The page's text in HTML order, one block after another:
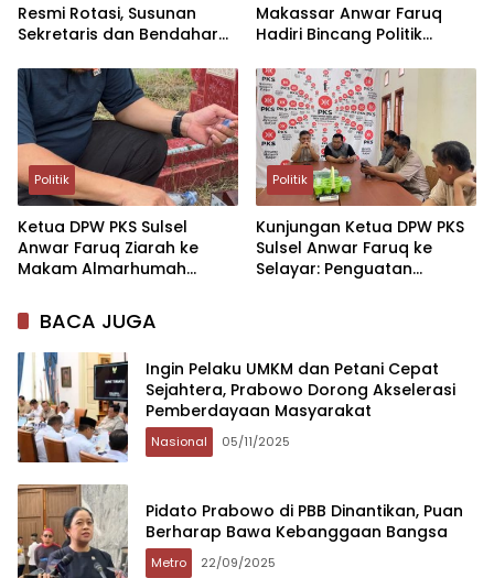
Resmi Rotasi, Susunan
Sekretaris dan Bendahara
Makassar Anwar Faruq
Hadiri Bincang Politik
H. Mohammad Sohibul
Iman, Ph.D
Politik
Ketua DPW PKS Sulsel
Anwar Faruq Ziarah ke
Makam Almarhumah
Ketulusan dan Pelayanan
untuk Umat
Politik
Kunjungan Ketua DPW PKS
Sulsel Anwar Faruq ke
Selayar: Penguatan
BACA JUGA
Ingin Pelaku UMKM dan Petani Cepat
Sejahtera, Prabowo Dorong Akselerasi
Pemberdayaan Masyarakat
Nasional 05/11/2025
Pidato Prabowo di PBB Dinantikan, Puan
Berharap Bawa Kebanggaan Bangsa
Metro 22/09/2025